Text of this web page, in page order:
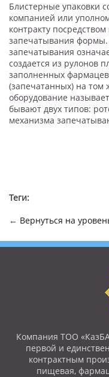
Блистерные упаковки
компанией или
контракту
запечатывания
запечатывания
создается из рулонов
заполненных
(запечатанных) на том
оборудование
бывают двух типов:
механизма
Теги:
← Вернуться на
Компания ТОО
первой и
контрактным
пищевая,